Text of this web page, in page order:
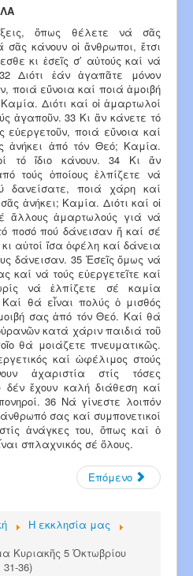
ὅπως θέλετε νά σᾶς
κάνουν οἱ ἄνθρωποι, ἔτσι
κι ἐσεῖς σ’ αὐτούς καί νά
Διότι ἐάν ἀγαπᾶτε μόνον
ποιά εὔνοια καί ποιά ἀμοιβή
Διότι καί οἱ ἁμαρτωλοί
ἀγαποῦν. 33 Κι ἄν κάνετε τό
εὐ­ερ­γε­τοῦν, ποιά εὔνοια καί
ἀνήκει ἀπό τόν Θεό; Καμία.
τό ἴδιο κάνουν. 34 Κι ἄν
τούς ὁποίους ἐλπίζετε νά
δανείσατε, ποιά χάρη καί
ἀνήκει; Καμία. Διότι καί οἱ
ἄλλους ἁμαρτωλούς γιά νά
ποσό πού δάνεισαν ἤ καί σέ
αὐτοί ἴσα ὀφέλη καί δάνεια
δάνεισαν. 35 Ἐσεῖς ὅμως νά
καί νά τούς εὐεργετεῖτε καί
νά ἐλπίζετε σέ καμία
θά εἶναι πολύς ὁ μισθός
σας ἀπό τόν Θεό. Καί θά
κατά χάριν παι­διά τοῦ
θά μοιάζε­τε πνευ­­­­ματικῶς.
καί ὠφέ­λι­­μος στούς
ἀχαριστία στίς τό­σες
δέν ἔχουν καλή διάθεση καί
36 Νά γίνεστε λοιπόν
σας καί συμπονετικοί
ἀνάγκες του, ὅπως καί ὁ
σπλαχνικός σέ ὅλους.
Επόμενο
Η εκκλησία μας
Κυριακῆς 5 Ὀκτωβρίου
31-36)